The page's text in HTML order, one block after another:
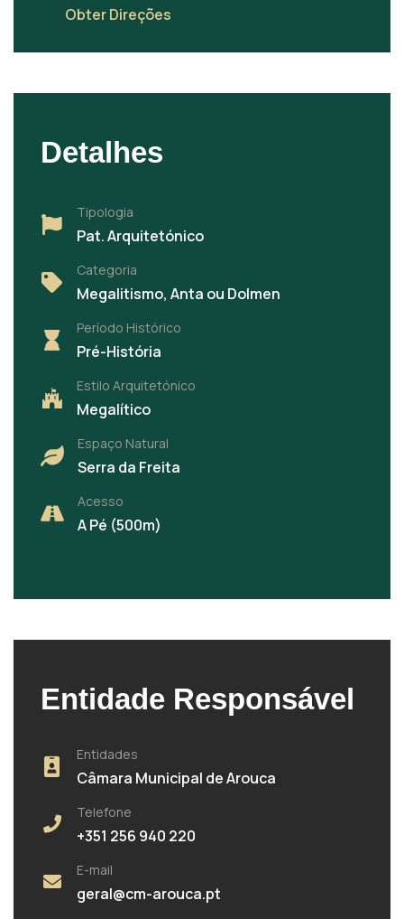
Obter Direções
Detalhes
Tipologia
Pat. Arquitetónico
Categoria
Megalitismo, Anta ou Dolmen
Período Histórico
Pré-História
Estilo Arquitetónico
Megalítico
Espaço Natural
Serra da Freita
Acesso
A Pé (500m)
Entidade Responsável
Entidades
Câmara Municipal de Arouca
Telefone
+351 256 940 220
E-mail
geral@cm-arouca.pt